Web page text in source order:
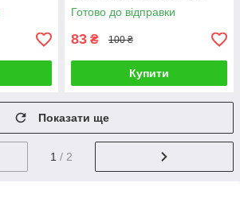
Готово до відправки
83 ₴ 100 ₴
Купити
Показати ще
1 / 2